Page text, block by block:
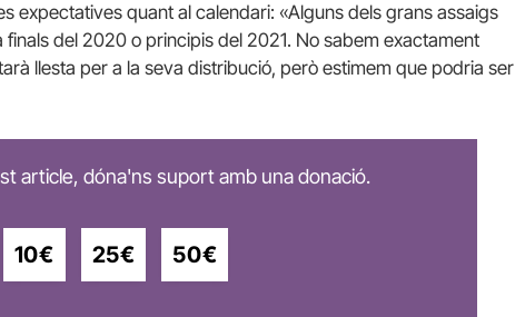
expectatives quant al calendari: «Alguns dels grans assaigs
del 2020 o principis del 2021. No sabem exactament
llesta per a la seva distribució, però estimem que podria ser
article, dóna'ns suport amb una donació.
10€ 25€ 50€